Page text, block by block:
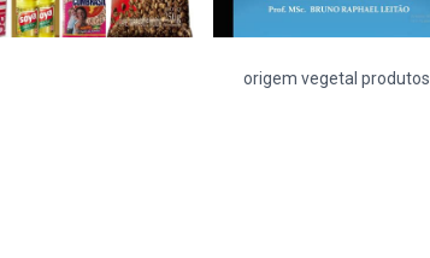
origem vegetal produtos